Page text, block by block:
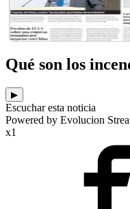
Qué son los
▶
Escuchar esta noticia
Powered by Evolucion
x1